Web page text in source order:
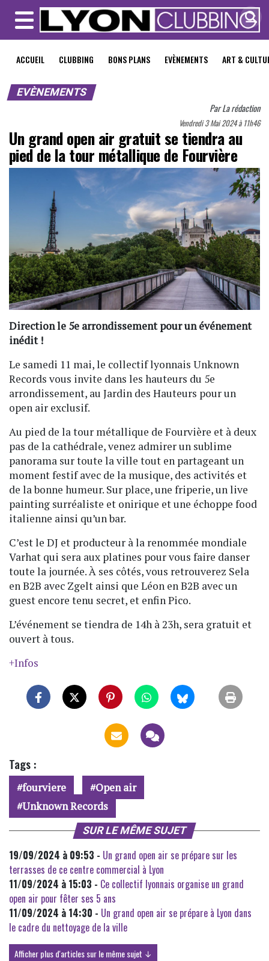
MENU
ACCUEIL CLUBBING BONS PLANS EVÈNEMENTS ART &
EVÈNEMENTS
ParLa rédaction
Vendredi 3 Mai 2024 à 11h46
Un grand open air gratuit se tiendra au
pied de la tour métallique de Fourvière
Direction le 5e arrondissement pour un événement
inédit !
Le samedi 11 mai, le collectif lyonnais Unknown
Records vous invite dans les hauteurs du 5e
arrondissement, au Jardin des Hauteurs pour un
open air exclusif.
Au pied de la tour métallique de Fourvière et à deux
pas de la cathédrale, venez admirer un sublime
panorama sur toute la ville tout en partageant un
moment festif avec de la musique, des activités et
de la bonne humeur. Sur place, une friperie, un live
painting surréaliste et onirique et une échoppe food
italienne ainsi qu’un bar.
C’est le DJ et producteur à la renommée mondiale
Varhat qui sera aux platines pour vous faire danser
toute la journée. À ses côtés, vous retrouverez Sela
en B2B avec Zgelt ainsi que Léon en B2B avec un
guest encore tenu secret, et enfin Pico.
L’événement se tiendra de 14h à 23h, sera gratuit et
ouvert à tous.
+Infos
Tags :
fourviere
Open air
Unknown Records
SUR LE MÊME SUJET
19/09/2024 à 09:53 - Un grand open air se prépare sur les
terrasses de ce centre commercial à Lyon
11/09/2024 à 15:03 - Ce collectif lyonnais organise un grand
open air pour fêter ses 5 ans
11/09/2024 à 14:30 - Un grand open air se prépare à Lyon dans
le cadre du nettoyage de la ville
Afficher plus d'articles sur le même sujet ↓